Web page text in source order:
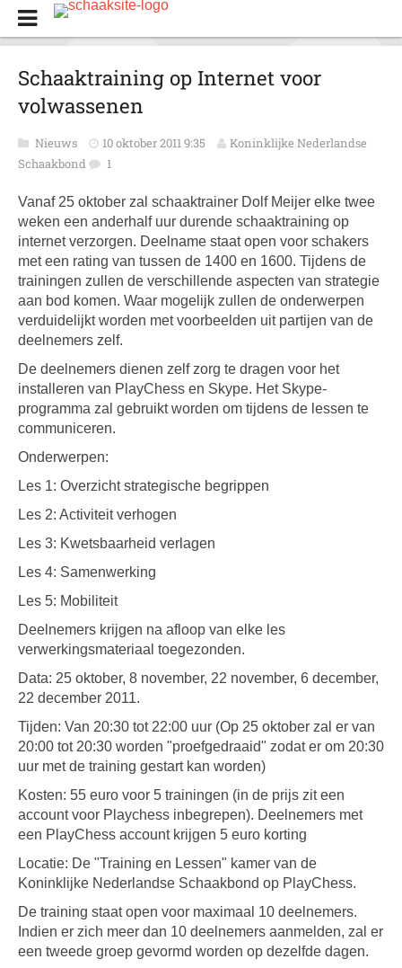
Schaaktraining op Internet voor
volwassenen
Nieuws 10 oktober 2011 9:35
Koninklijke Nederlandse
Schaakbond
1
Vanaf 25 oktober zal schaaktrainer Dolf Meijer elke twee
weken een anderhalf uur durende schaaktraining op
internet verzorgen. Deelname staat open voor schakers
met een rating van tussen de 1400 en 1600. Tijdens de
trainingen zullen de verschillende aspecten van strategie
aan bod komen. Waar mogelijk zullen de onderwerpen
verduidelijkt worden met voorbeelden uit partijen van de
deelnemers zelf.
De deelnemers dienen zelf zorg te dragen voor het
installeren van PlayChess en Skype. Het Skype-
programma zal gebruikt worden om tijdens de lessen te
communiceren.
Onderwerpen:
Les 1: Overzicht strategische begrippen
Les 2: Activiteit verhogen
Les 3: Kwetsbaarheid verlagen
Les 4: Samenwerking
Les 5: Mobiliteit
Deelnemers krijgen na afloop van elke les
verwerkingsmateriaal toegezonden.
Data: 25 oktober, 8 november, 22 november, 6 december,
22 december 2011.
Tijden: Van 20:30 tot 22:00 uur (Op 25 oktober zal er van
20:00 tot 20:30 worden "proefgedraaid" zodat er om 20:30
uur met de training gestart kan worden)
Kosten: 55 euro voor 5 trainingen (in de prijs zit een
account voor Playchess inbegrepen). Deelnemers met
een PlayChess account krijgen 5 euro korting
Locatie: De "Training en Lessen" kamer van de
Koninklijke Nederlandse Schaakbond op PlayChess.
De training staat open voor maximaal 10 deelnemers.
Indien er zich meer dan 10 deelnemers aanmelden, zal er
een tweede groep gevormd worden op dezelfde dagen.